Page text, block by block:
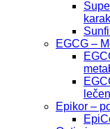
EGCG –
Epikor –